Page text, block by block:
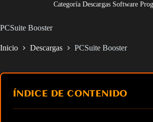
Categoría Descargas Software
PCSuite Booster
Inicio Descargas PCSuite Booster
ÍNDICE DE CONTENIDO